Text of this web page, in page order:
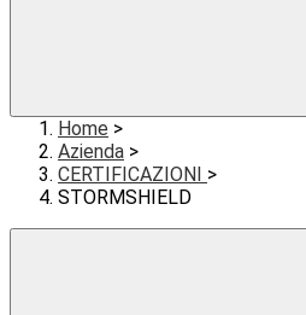
Home >
Azienda >
CERTIFICAZIONI >
STORMSHIELD